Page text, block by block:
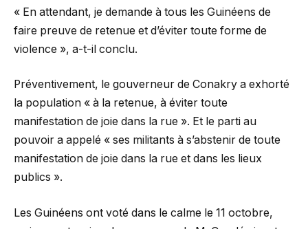
« En attendant, je demande à tous les Guinéens de
faire preuve de retenue et d’éviter toute forme de
violence », a-t-il conclu.
Préventivement, le gouverneur de Conakry a exhorté
la population « à la retenue, à éviter toute
manifestation de joie dans la rue ». Et le parti au
pouvoir a appelé « ses militants à s’abstenir de toute
manifestation de joie dans la rue et dans les lieux
publics ».
Les Guinéens ont voté dans le calme le 11 octobre,